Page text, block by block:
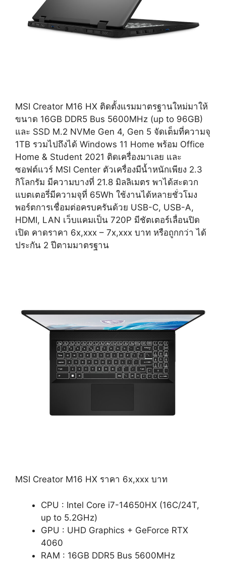
MSI Creator M16 HX ติดตั้งแรมมาตรฐานใหม่มาให้
ขนาด 16GB DDR5 Bus 5600MHz (up to 96GB)
และ SSD M.2 NVMe Gen 4, Gen 5 จัดเต็มที่ความจุ
1TB รวมไปถึงได้ Windows 11 Home พร้อม Office
Home & Student 2021 ติดเครื่องมาเลย และ
ซอฟต์แวร์ MSI Center ตัวเครื่องมีน้ำหนักเพียง 2.3
กิโลกรัม มีความบางที่ 21.8 มิลลิเมตร พาได้สะดวก
แบตเตอรี่มีความจุที่ 65Wh ใช้งานได้หลายชั่วโมง
พอร์ตการเชื่อมต่อครบครันด้วย USB-C, USB-A,
HDMI, LAN เว็บแคมเป็น 720P มีชัตเตอร์เลื่อนปิด
เปิด คาดราคา 6x,xxx – 7x,xxx บาท หรือถูกกว่า ได้
ประกัน 2 ปีตามมาตรฐาน
MSI Creator M16 HX ราคา 6x,xxx บาท
CPU : Intel Core i7-14650HX (16C/24T,
up to 5.2GHz)
GPU : UHD Graphics + GeForce RTX
4060
RAM : 16GB DDR5 Bus 5600MHz